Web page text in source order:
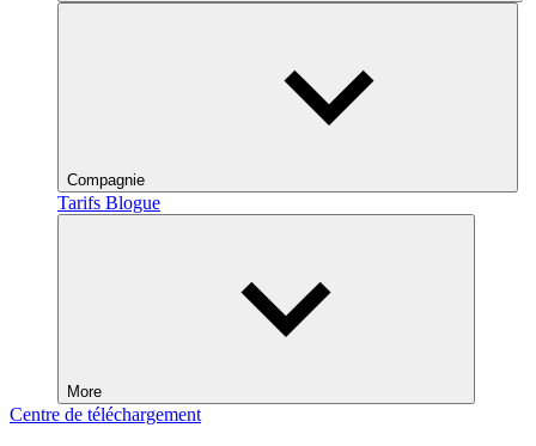
Compagnie
Tarifs Blogue
More
Centre de téléchargement